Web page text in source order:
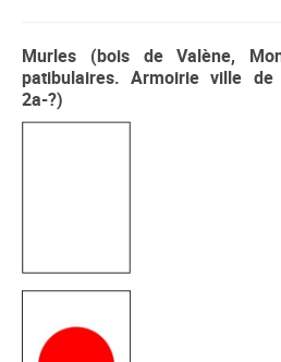
Murles (bois de Valène,
patibulaires. Armoirie ville
2a-?)